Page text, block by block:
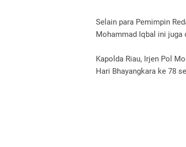
Selain para Pemimpin
Mohammad Iqbal ini juga
Kapolda Riau, Irjen Pol
Hari Bhayangkara ke 78